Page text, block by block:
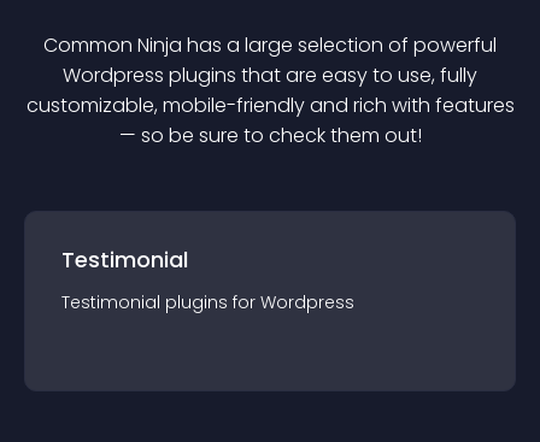
Common Ninja has a large selection of powerful
Wordpress plugins that are easy to use, fully
customizable, mobile-friendly and rich with features
— so be sure to check them out!
Testimonial
Testimonial plugins for Wordpress